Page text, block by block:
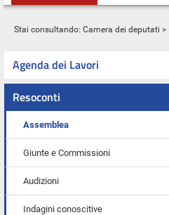
Stai consultando: Camera dei deputati >
Agenda dei Lavori
Resoconti
Assemblea
Giunte e Commissioni
Audizioni
Indagini conoscitive